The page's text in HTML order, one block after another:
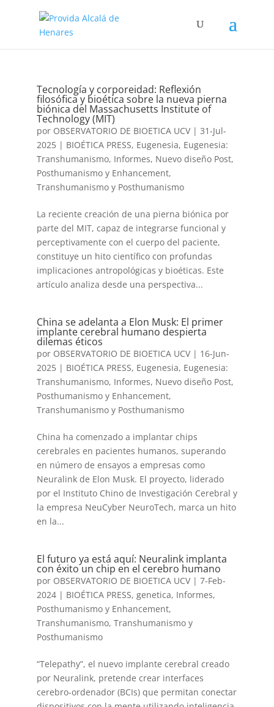
Tecnología y corporeidad: Reflexión
filosófica y bioética sobre la nueva pierna
biónica del Massachusetts Institute of
Technology (MIT)
por OBSERVATORIO DE BIOETICA UCV| 31-Jul-
2025| BIOÉTICA PRESS, Eugenesia, Eugenesia:
Transhumanismo, Informes, Nuevo diseño Post,
Posthumanismo y Enhancement,
Transhumanismo y Posthumanismo
La reciente creación de una pierna biónica por
parte del MIT, capaz de integrarse funcional y
perceptivamente con el cuerpo del paciente,
constituye un hito científico con profundas
implicaciones antropológicas y bioéticas. Este
artículo analiza desde una perspectiva...
China se adelanta a Elon Musk: El primer
implante cerebral humano despierta
dilemas éticos
por OBSERVATORIO DE BIOETICA UCV| 16-Jun-
2025| BIOÉTICA PRESS, Eugenesia, Eugenesia:
Transhumanismo, Informes, Nuevo diseño Post,
Posthumanismo y Enhancement,
Transhumanismo y Posthumanismo
China ha comenzado a implantar chips
cerebrales en pacientes humanos, superando
en número de ensayos a empresas como
Neuralink de Elon Musk. El proyecto, liderado
por el Instituto Chino de Investigación Cerebral y
la empresa NeuCyber NeuroTech, marca un hito
en la...
El futuro ya está aquí: Neuralink implanta
con éxito un chip en el cerebro humano
por OBSERVATORIO DE BIOETICA UCV| 7-Feb-
2024| BIOÉTICA PRESS, genetica, Informes,
Posthumanismo y Enhancement,
Transhumanismo, Transhumanismo y
Posthumanismo
“Telepathy”, el nuevo implante cerebral creado
por Neuralink, pretende crear interfaces
cerebro-ordenador (BCIs) que permitan conectar